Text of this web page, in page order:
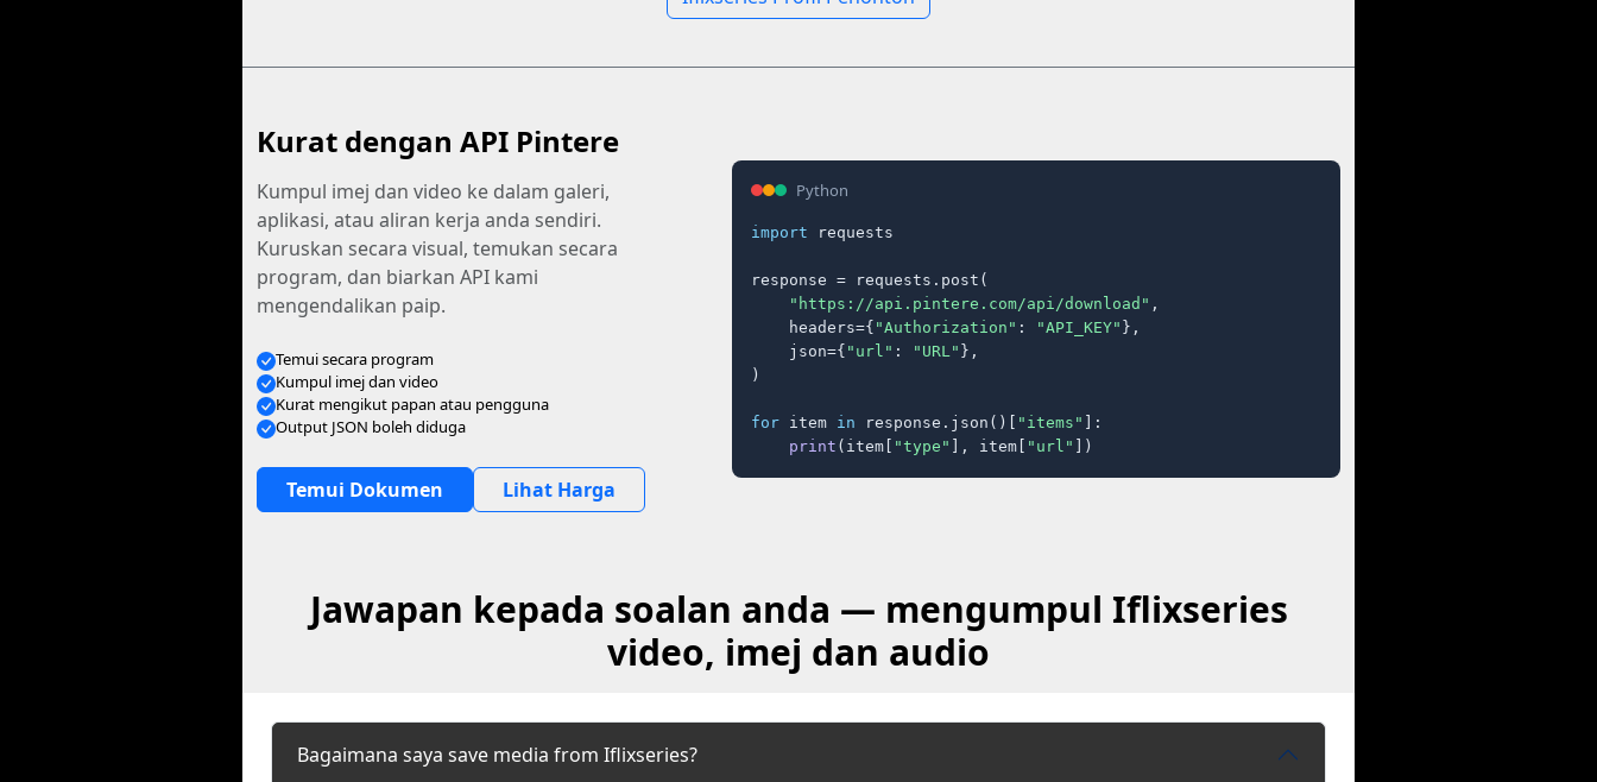
Kurat dengan API Pintere
Kumpul imej dan video ke dalam galeri,
aplikasi, atau aliran kerja anda sendiri.
Kuruskan secara visual, temukan secara
program, dan biarkan API kami
mengendalikan paip.
Temui secara program
Kumpul imej dan video
Kurat mengikut papan atau pengguna
Output JSON boleh diduga
Temui Dokumen Lihat Harga
Python
import requests
response = requests.post(
"https://api.pintere.com/api/download" ,
    headers={
"Authorization" : "API_KEY" },
    json={
"url" : "URL" },
)
for item in response.json()[ "items" ]:
print (item[ "type" ], item[ "url" ])
Jawapan kepada soalan anda — mengumpul Iflixseries
video, imej dan audio
Bagaimana saya save media from Iflixseries?